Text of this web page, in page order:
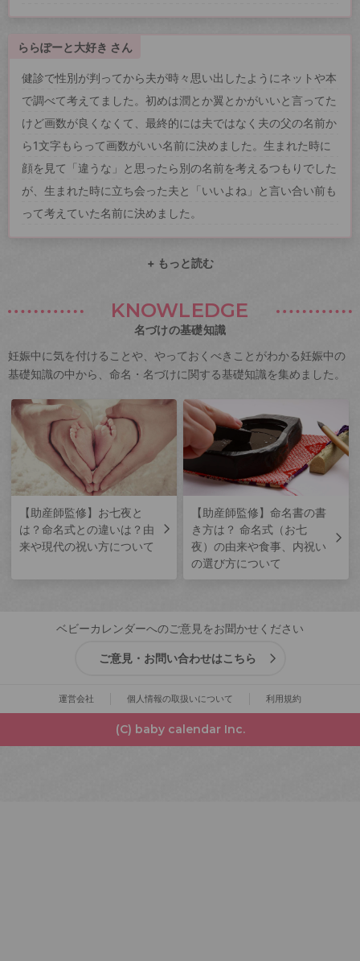
ららぽーと大好き さん
健診で性別が判ってから夫が時々思い出したようにネットや本
で調べて考えてました。初めは潤とか翼とかがいいと言ってた
けど画数が良くなくて、最終的には夫ではなく夫の父の名前か
ら1文字もらって画数がいい名前に決めました。生まれた時に
顔を見て「違うな」と思ったら別の名前を考えるつもりでした
が、生まれた時に立ち会った夫と「いいよね」と言い合い前も
って考えていた名前に決めました。
+ もっと読む
KNOWLEDGE
名づけの基礎知識
妊娠中に気を付けることや、やっておくべきことがわかる妊娠中の
基礎知識の中から、命名・名づけに関する基礎知識を集めました。
【助産師監修】お七夜と
は？命名式との違いは？由
来や現代の祝い方について
【助産師監修】命名書の書
き方は？ 命名式（お七
夜）の由来や食事、内祝い
の選び方について
ベビーカレンダーへのご意見をお聞かせください
ご意見・お問い合わせはこちら
運営会社 個人情報の取扱いについて 利用規約
(C) baby calendar Inc.